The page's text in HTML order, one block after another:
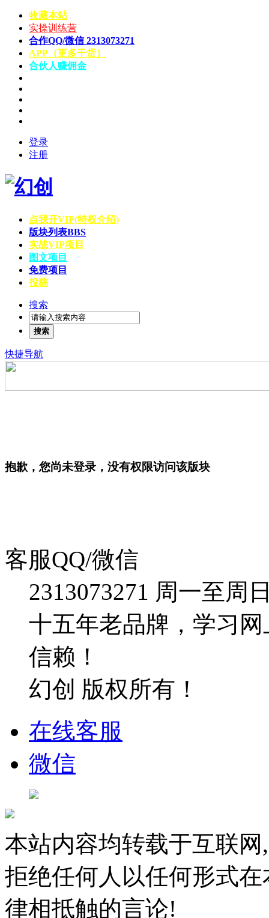
收藏本站
实操训练营
合作QQ/微信 2313073271
APP（更多干货）
合伙人赚佣金
登录
注册
点我开VIP(特权介绍)
版块列表BBS
实战VIP项目
图文项目
免费项目
投稿
搜索
搜索
快捷导航
抱歉，您尚未登录，没有权限访问该版块
客服QQ/微信
2313073271 周一至周
十五年老品牌，学习
信赖！
幻创 版权所有！
在线客服
微信
本站内容均转载于互联
拒绝任何人以任何形式
律相抵触的言论!